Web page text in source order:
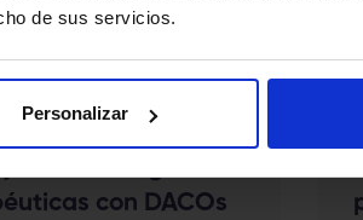
de sus servicios.
Personalizar
con DACOs